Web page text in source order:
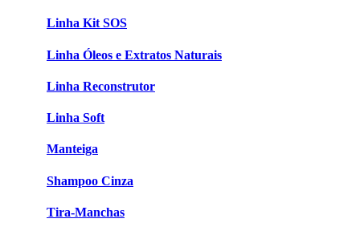
Linha Kit SOS
Linha Óleos e Extratos Naturais
Linha Reconstrutor
Linha Soft
Manteiga
Shampoo Cinza
Tira-Manchas